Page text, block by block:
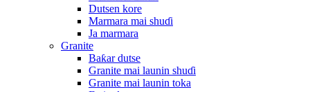
Dutsen kore
Marmara mai shuɗi
Ja marmara
Granite
Baƙar dutse
Granite mai launin shuɗi
Granite mai launin toka